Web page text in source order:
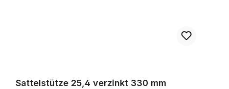
Sattelstütze 25,4 verzinkt 330 mm